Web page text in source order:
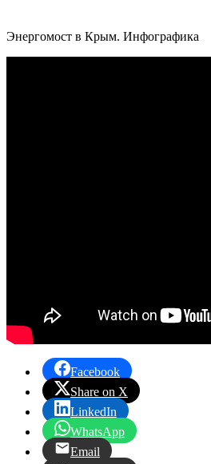
Энергомост в Крым. Инфографика
Facebook
Share on X
LinkedIn
WhatsApp
Email